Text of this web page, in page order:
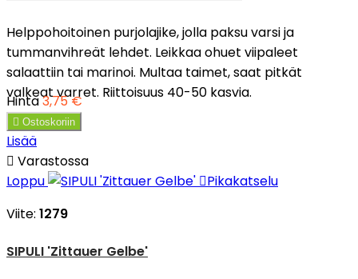
Helppohoitoinen purjolajike, jolla paksu varsi ja
tummanvihreät lehdet. Leikkaa ohuet viipaleet
salaattiin tai marinoi. Multaa taimet, saat pitkät
valkeat varret. Riittoisuus 40-50 kasvia.
Hinta3,75 €
 Ostoskoriin
Lisää
 Varastossa
Loppu
Pikakatselu
Viite: 1279
SIPULI 'Zittauer Gelbe'